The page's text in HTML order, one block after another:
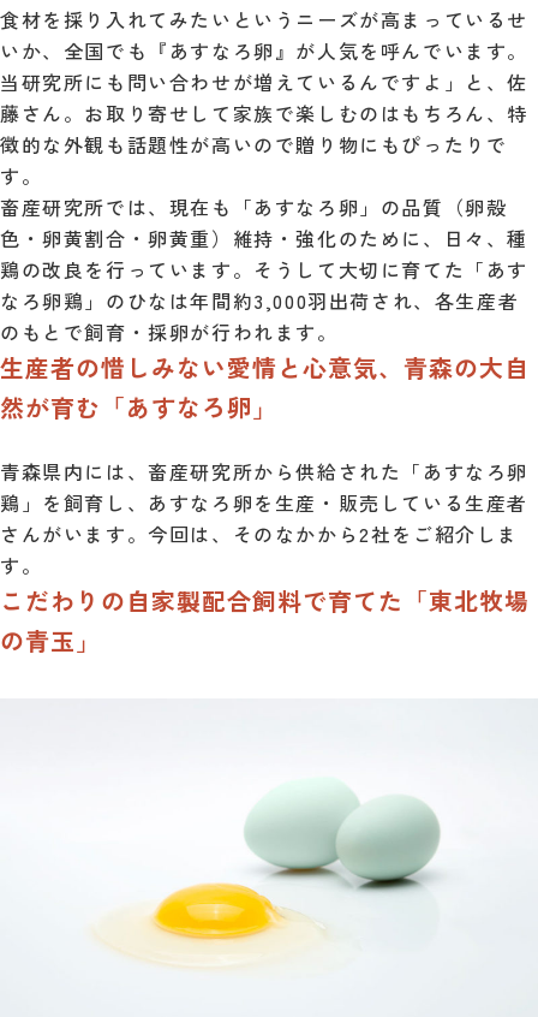
食材を採り入れてみたいというニーズが高まっているせ
いか、全国でも『あすなろ卵』が人気を呼んでいます。
当研究所にも問い合わせが増えているんですよ」と、佐
藤さん。お取り寄せして家族で楽しむのはもちろん、特
徴的な外観も話題性が高いので贈り物にもぴったりで
す。
畜産研究所では、現在も「あすなろ卵」の品質（卵殻
色・卵黄割合・卵黄重）維持・強化のために、日々、種
鶏の改良を行っています。そうして大切に育てた「あす
なろ卵鶏」のひなは年間約3,000羽出荷され、各生産者
のもとで飼育・採卵が行われます。
生産者の惜しみない愛情と心意気、青森の大自
然が育む「あすなろ卵」
青森県内には、畜産研究所から供給された「あすなろ卵
鶏」を飼育し、あすなろ卵を生産・販売している生産者
さんがいます。今回は、そのなかから2社をご紹介しま
す。
こだわりの自家製配合飼料で育てた「東北牧場
の青玉」